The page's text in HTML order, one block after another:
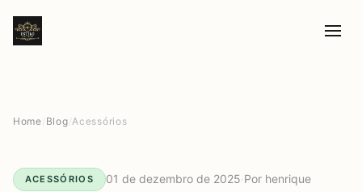
Home Blog /Acessórios
ACESSÓRIOS 01 de dezembro de 2025·Por henrique